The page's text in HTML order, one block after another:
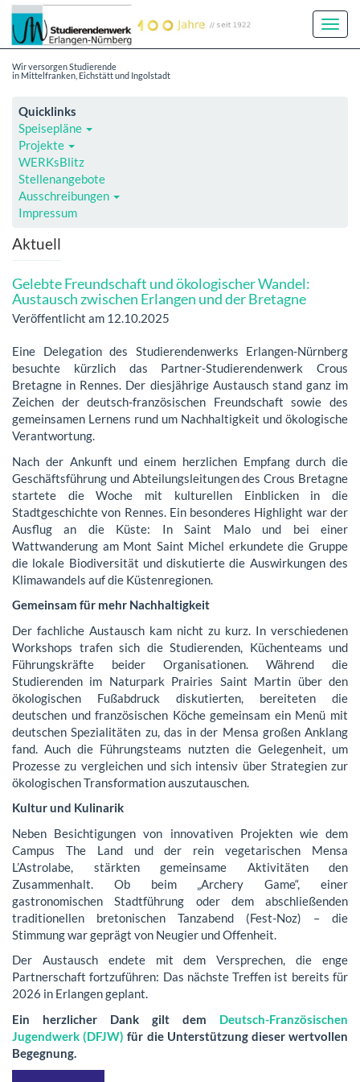
Wir versorgen Studierende
in Mittelfranken, Eichstätt und Ingolstadt
Quicklinks
Speisepläne
Projekte
WERKsBlitz
Stellenangebote
Ausschreibungen
Impressum
Aktuell
Gelebte Freundschaft und ökologischer Wandel:
Austausch zwischen Erlangen und der Bretagne
Veröffentlicht am 12.10.2025
Eine Delegation des Studierendenwerks Erlangen-Nürnberg
besuchte kürzlich das Partner-Studierendenwerk Crous
Bretagne in Rennes. Der diesjährige Austausch stand ganz im
Zeichen der deutsch-französischen Freundschaft sowie des
gemeinsamen Lernens rund um Nachhaltigkeit und ökologische
Verantwortung.
Nach der Ankunft und einem herzlichen Empfang durch die
Geschäftsführung und Abteilungsleitungen des Crous Bretagne
startete die Woche mit kulturellen Einblicken in die
Stadtgeschichte von Rennes. Ein besonderes Highlight war der
Ausflug an die Küste: In Saint Malo und bei einer
Wattwanderung am Mont Saint Michel erkundete die Gruppe
die lokale Biodiversität und diskutierte die Auswirkungen des
Klimawandels auf die Küstenregionen.
Gemeinsam für mehr Nachhaltigkeit
Der fachliche Austausch kam nicht zu kurz. In verschiedenen
Workshops trafen sich die Studierenden, Küchenteams und
Führungskräfte beider Organisationen. Während die
Studierenden im Naturpark Prairies Saint Martin über den
ökologischen Fußabdruck diskutierten, bereiteten die
deutschen und französischen Köche gemeinsam ein Menü mit
deutschen Spezialitäten zu, das in der Mensa großen Anklang
fand. Auch die Führungsteams nutzten die Gelegenheit, um
Prozesse zu vergleichen und sich intensiv über Strategien zur
ökologischen Transformation auszutauschen.
Kultur und Kulinarik
Neben Besichtigungen von innovativen Projekten wie dem
Campus The Land und der rein vegetarischen Mensa
L’Astrolabe, stärkten gemeinsame Aktivitäten den
Zusammenhalt. Ob beim „Archery Game“, einer
gastronomischen Stadtführung oder dem abschließenden
traditionellen bretonischen Tanzabend (Fest-Noz) – die
Stimmung war geprägt von Neugier und Offenheit.
Der Austausch endete mit dem Versprechen, die enge
Partnerschaft fortzuführen: Das nächste Treffen ist bereits für
2026 in Erlangen geplant.
Ein herzlicher Dank gilt dem Deutsch-Französischen
Jugendwerk (DFJW) für die Unterstützung dieser wertvollen
Begegnung.